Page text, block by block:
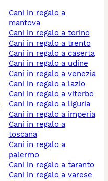
cani in regalo a
mantova
cani in regalo a torino
cani in regalo a trento
cani in regalo a caserta
cani in regalo a udine
cani in regalo a venezia
cani in regalo a lazio
cani in regalo a viterbo
cani in regalo a liguria
cani in regalo a imperia
cani in regalo a
toscana
cani in regalo a
palermo
cani in regalo a taranto
cani in regalo a varese